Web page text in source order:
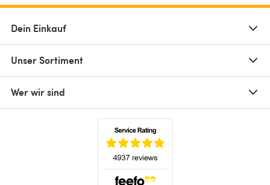
Dein Einkauf
Unser Sortiment
Wer wir sind